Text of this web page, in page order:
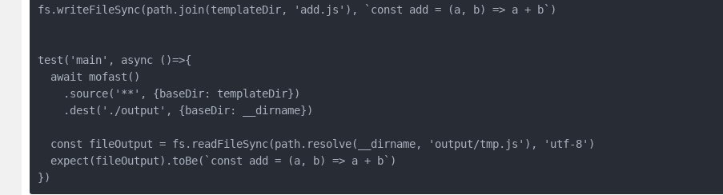
fs.writeFileSync(path.join(templateDir, 'add.js'), `const add = (a, b) => a + b`)
test('main', async ()=>{
  await mofast()
    .source('**', {baseDir: templateDir})
    .dest('./output', {baseDir: __dirname})
  const fileOutput = fs.readFileSync(path.resolve(__dirname, 'output/tmp.js'), 'utf-8')
  expect(fileOutput).toBe(`const add = (a, b) => a + b`)
})